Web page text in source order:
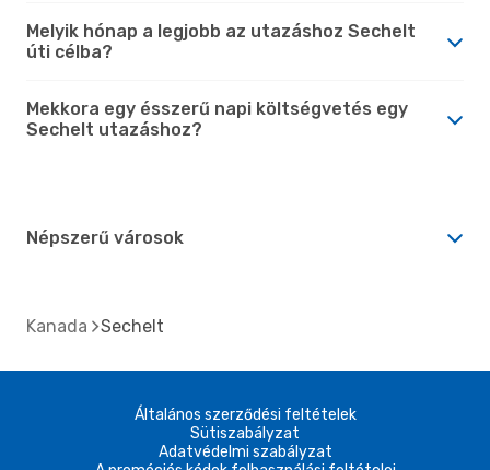
Melyik hónap a legjobb az utazáshoz Sechelt
úti célba?
Mekkora egy ésszerű napi költségvetés egy
Sechelt utazáshoz?
Népszerű városok
Kanada Sechelt
Általános szerződési feltételek
Sütiszabályzat
Adatvédelmi szabályzat